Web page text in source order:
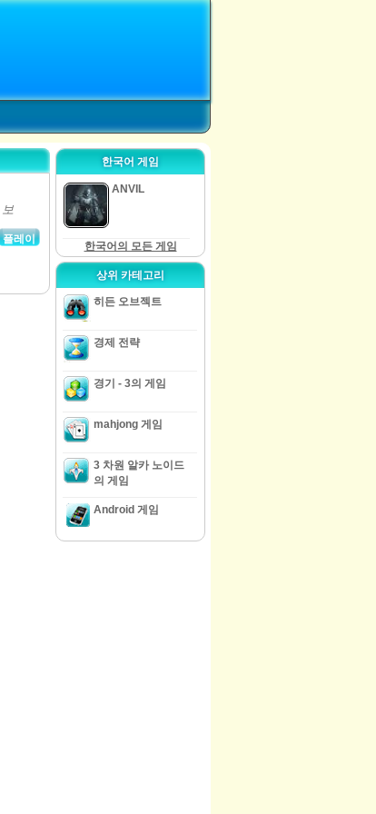
플레이
한국어 게임
ANVIL
한국어의 모든 게임
상위 카테고리
히든 오브젝트
경제 전략
경기 - 3의 게임
mahjong 게임
3 차원 알카 노이드
의 게임
Android 게임